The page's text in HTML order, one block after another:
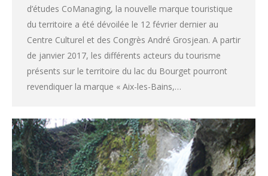
d’études CoManaging, la nouvelle marque touristique
du territoire a été dévoilée le 12 février dernier au
Centre Culturel et des Congrès André Grosjean. A partir
de janvier 2017, les différents acteurs du tourisme
présents sur le territoire du lac du Bourget pourront
revendiquer la marque « Aix-les-Bains,…